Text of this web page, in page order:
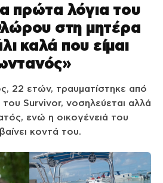
πρώτα λόγια του
στη μητέρα
καλά που είμαι
22 ετών, τραυματίστηκε από
Survivor, νοσηλεύεται αλλά
ενώ η οικογένειά του
κοντά του.